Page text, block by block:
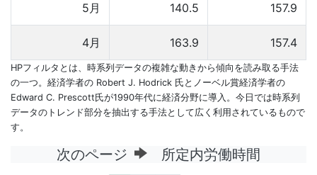
5月 140.5 157.9
4月 163.9 157.4
HPフィルタとは、時系列データの複雑な動きから傾向を読み取る手法
の一つ。経済学者の Robert J. Hodrick 氏とノーベル賞経済学者の
Edward C. Prescott氏が1990年代に経済分野に導入。今日では時系列
データのトレンド部分を抽出する手法として広く利用されているもので
す。
次のページ 所定内労働時間